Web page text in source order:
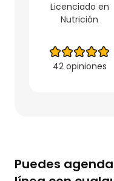
Licenciado en
Nutrición
42 opiniones
Puedes